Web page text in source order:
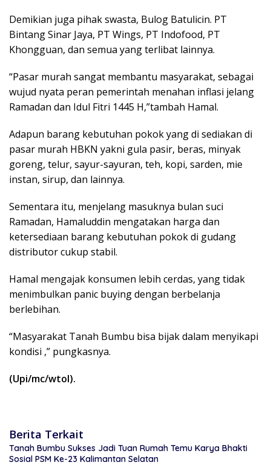
Demikian juga pihak swasta, Bulog Batulicin. PT
Bintang Sinar Jaya, PT Wings, PT Indofood, PT
Khongguan, dan semua yang terlibat lainnya.
“Pasar murah sangat membantu masyarakat, sebagai
wujud nyata peran pemerintah menahan inflasi jelang
Ramadan dan Idul Fitri 1445 H,”tambah Hamal.
Adapun barang kebutuhan pokok yang di sediakan di
pasar murah HBKN yakni gula pasir, beras, minyak
goreng, telur, sayur-sayuran, teh, kopi, sarden, mie
instan, sirup, dan lainnya.
Sementara itu, menjelang masuknya bulan suci
Ramadan, Hamaluddin mengatakan harga dan
ketersediaan barang kebutuhan pokok di gudang
distributor cukup stabil.
Hamal mengajak konsumen lebih cerdas, yang tidak
menimbulkan panic buying dengan berbelanja
berlebihan.
“Masyarakat Tanah Bumbu bisa bijak dalam menyikapi
kondisi ,” pungkasnya.
(Upi/mc/wtol).
Berita Terkait
Tanah Bumbu Sukses Jadi Tuan Rumah Temu Karya Bhakti
Sosial PSM Ke-23 Kalimantan Selatan